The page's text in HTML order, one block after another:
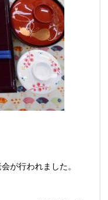
が行われました。